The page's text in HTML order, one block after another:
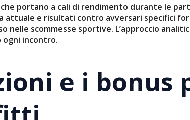
portano a cali di rendimento durante le
attuale e risultati contro avversari specifici
nelle scommesse sportive. L’approccio
ogni incontro.
e i bonus